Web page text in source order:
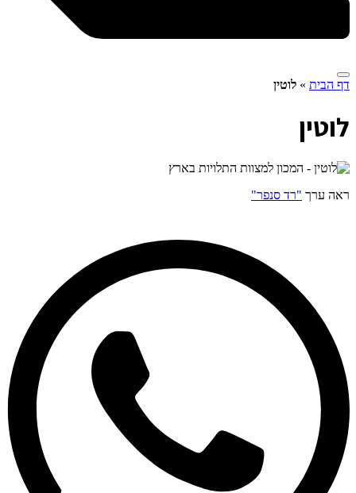
דף הבית » לוטין
לוטין
ראה ערך "רד סנפר"